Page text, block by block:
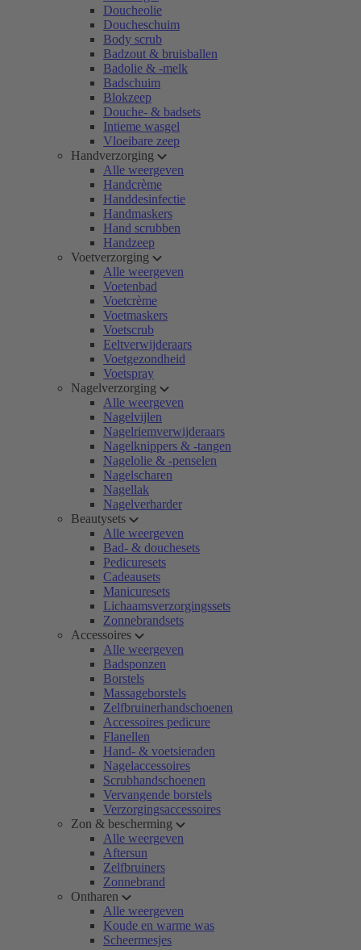
Doucheolie
Doucheschuim
Body scrub
Badzout & bruisballen
Badolie & -melk
Badschuim
Blokzeep
Douche- & badsets
Intieme wasgel
Vloeibare zeep
Handverzorging
Alle weergeven
Handcrème
Handdesinfectie
Handmaskers
Hand scrubben
Handzeep
Voetverzorging
Alle weergeven
Voetenbad
Voetcrème
Voetmaskers
Voetscrub
Eeltverwijderaars
Voetgezondheid
Voetspray
Nagelverzorging
Alle weergeven
Nagelvijlen
Nagelriemverwijderaars
Nagelknippers & -tangen
Nagelolie & -penselen
Nagelscharen
Nagellak
Nagelverharder
Beautysets
Alle weergeven
Bad- & douchesets
Pedicuresets
Cadeausets
Manicuresets
Lichaamsverzorgingssets
Zonnebrandsets
Accessoires
Alle weergeven
Badsponzen
Borstels
Massageborstels
Zelfbruinerhandschoenen
Accessoires pedicure
Flanellen
Hand- & voetsieraden
Nagelaccessoires
Scrubhandschoenen
Vervangende borstels
Verzorgingsaccessoires
Zon & bescherming
Alle weergeven
Aftersun
Zelfbruiners
Zonnebrand
Ontharen
Alle weergeven
Koude en warme was
Scheermesjes